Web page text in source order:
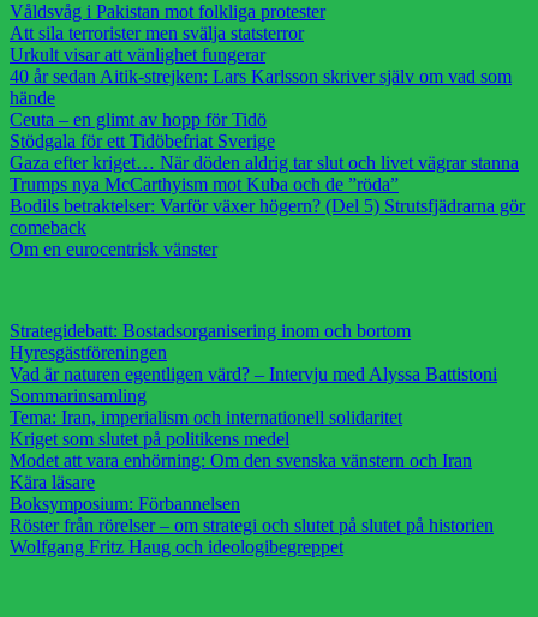
Våldsvåg i Pakistan mot folkliga protester
Att sila terrorister men svälja statsterror
Urkult visar att vänlighet fungerar
40 år sedan Aitik-strejken: Lars Karlsson skriver själv om vad som
hände
Ceuta – en glimt av hopp för Tidö
Stödgala för ett Tidöbefriat Sverige
Gaza efter kriget… När döden aldrig tar slut och livet vägrar stanna
Trumps nya McCarthyism mot Kuba och de ”röda”
Bodils betraktelser: Varför växer högern? (Del 5) Strutsfjädrarna gör
comeback
Om en eurocentrisk vänster
Strategidebatt: Bostadsorganisering inom och bortom
Hyresgästföreningen
Vad är naturen egentligen värd? – Intervju med Alyssa Battistoni
Sommarinsamling
Tema: Iran, imperialism och internationell solidaritet
Kriget som slutet på politikens medel
Modet att vara enhörning: Om den svenska vänstern och Iran
Kära läsare
Boksymposium: Förbannelsen
Röster från rörelser – om strategi och slutet på slutet på historien
Wolfgang Fritz Haug och ideologibegreppet